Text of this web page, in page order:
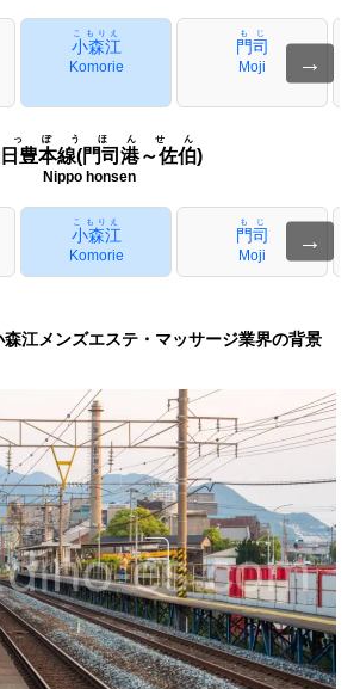
小森江
こもりえ
Komorie
門司
もじ
Moji →
豊本線(門司港～佐伯)
っぽうほんせん
Nippo honsen
小森江
こもりえ
Komorie
門司
もじ
Moji
→
江メンズエステ・マッサージ業界の背景